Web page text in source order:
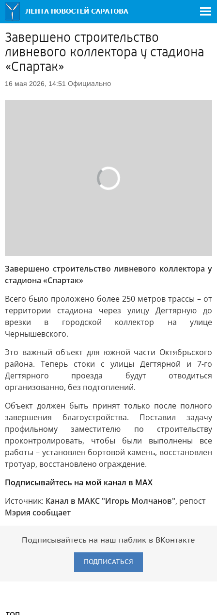
Завершено строительство
ливневого коллектора у стадиона
«Спартак»
16 мая 2026, 14:51 Официально
Завершено строительство ливневого коллектора у
стадиона «Спартак»
Всего было проложено более 250 метров трассы – от
территории стадиона через улицу Дегтярную до
врезки в городской коллектор на улице
Чернышевского.
Это важный объект для южной части Октябрьского
района. Теперь стоки с улицы Дегтярной и 7-го
Дегтярного проезда будут отводиться
организованно, без подтоплений.
Объект должен быть принят только после полного
завершения благоустройства. Поставил задачу
профильному заместителю по строительству
проконтролировать, чтобы были выполнены все
работы – установлен бортовой камень, восстановлен
тротуар, восстановлено ограждение.
Подписывайтесь на мой канал в MAX
Источник: Канал в МАКС "Игорь Молчанов", репост
Мэрия сообщает
Подписывайтесь на наш паблик в ВКонтакте
ПОДПИСАТЬСЯ